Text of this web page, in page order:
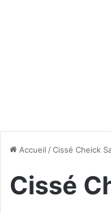
Accueil /Cissé Cheick
Cissé